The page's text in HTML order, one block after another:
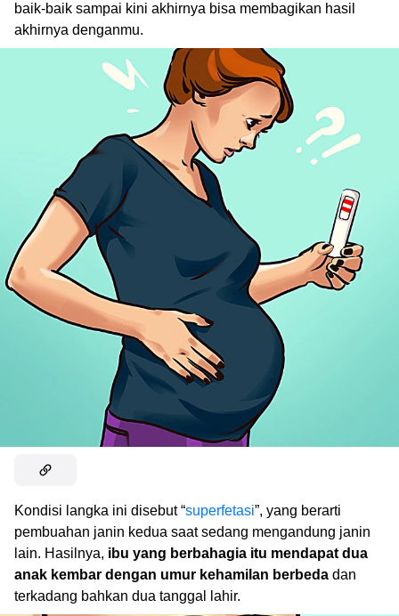
baik-baik sampai kini akhirnya bisa membagikan hasil
akhirnya denganmu.
Kondisi langka ini disebut “superfetasi”, yang berarti
pembuahan janin kedua saat sedang mengandung janin
lain. Hasilnya, ibu yang berbahagia itu mendapat dua
anak kembar dengan umur kehamilan berbeda dan
terkadang bahkan dua tanggal lahir.